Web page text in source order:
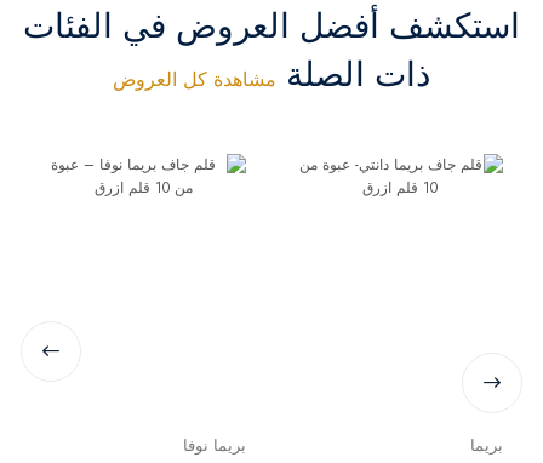
استكشف أفضل العروض في الفئات
ذات الصلة مشاهدة كل العروض
بريما بريما نوفا